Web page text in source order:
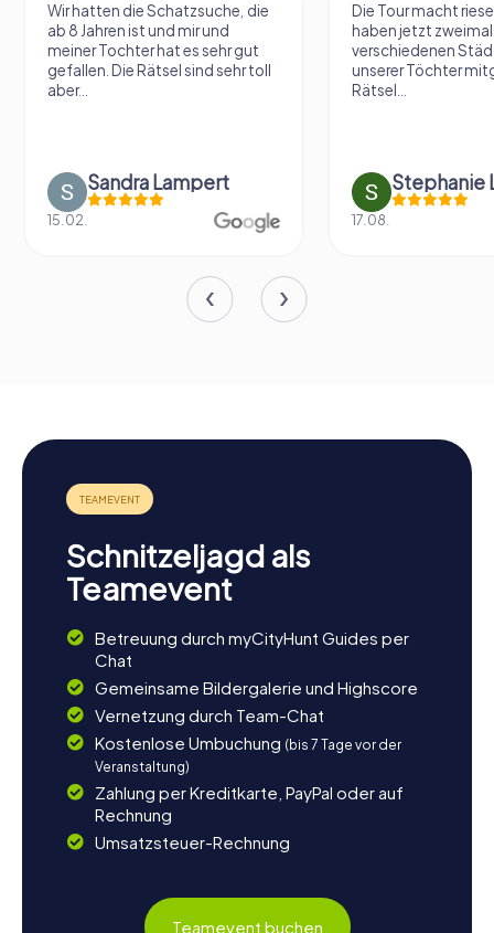
Wir hatten die Schatzsuche, die
ab 8 Jahren ist und mir und
meiner Tochter hat es sehr gut
gefallen. Die Rätsel sind sehr toll
aber...
Sandra Lampert
15.02.
Die Tour macht
haben jetzt zweimal
verschiedenen
unserer Töchter
Rätsel...
Stephanie
17.08.
Schnitzeljagd als
Teamevent
Betreuung durch myCityHunt Guides per
Chat
Gemeinsame Bildergalerie und Highscore
Vernetzung durch Team-Chat
Kostenlose Umbuchung (bis 7 Tage vor der
Veranstaltung)
Zahlung per Kreditkarte, PayPal oder auf
Rechnung
Umsatzsteuer-Rechnung
Teamevent buchen